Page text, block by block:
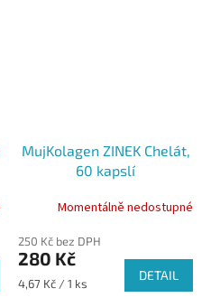
MujKolagen ZINEK Chelát,
60 kapslí
Momentálně nedostupné
250 Kč bez DPH
280 Kč
Měrná
4,67 Kč / 1 ks
DETAIL